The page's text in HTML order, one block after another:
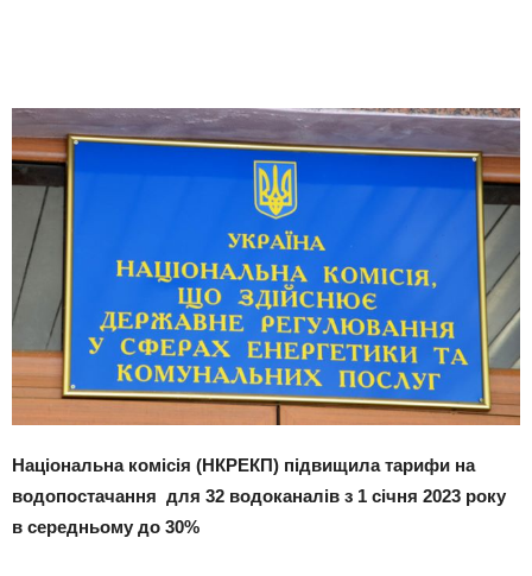
Національна комісія (НКРЕКП) підвищила тарифи на
водопостачання для 32 водоканалів з 1 січня 2023 року
в середньому до 30%